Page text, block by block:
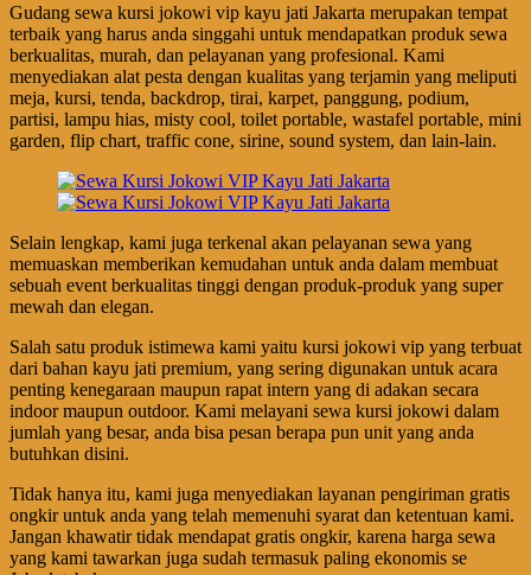
Gudang sewa kursi jokowi vip kayu jati Jakarta merupakan tempat
terbaik yang harus anda singgahi untuk mendapatkan produk sewa
berkualitas, murah, dan pelayanan yang profesional. Kami
menyediakan alat pesta dengan kualitas yang terjamin yang meliputi
meja, kursi, tenda, backdrop, tirai, karpet, panggung, podium,
partisi, lampu hias, misty cool, toilet portable, wastafel portable, mini
garden, flip chart, traffic cone, sirine, sound system, dan lain-lain.
Selain lengkap, kami juga terkenal akan pelayanan sewa yang
memuaskan memberikan kemudahan untuk anda dalam membuat
sebuah event berkualitas tinggi dengan produk-produk yang super
mewah dan elegan.
Salah satu produk istimewa kami yaitu kursi jokowi vip yang terbuat
dari bahan kayu jati premium, yang sering digunakan untuk acara
penting kenegaraan maupun rapat intern yang di adakan secara
indoor maupun outdoor. Kami melayani sewa kursi jokowi dalam
jumlah yang besar, anda bisa pesan berapa pun unit yang anda
butuhkan disini.
Tidak hanya itu, kami juga menyediakan layanan pengiriman gratis
ongkir untuk anda yang telah memenuhi syarat dan ketentuan kami.
Jangan khawatir tidak mendapat gratis ongkir, karena harga sewa
yang kami tawarkan juga sudah termasuk paling ekonomis se